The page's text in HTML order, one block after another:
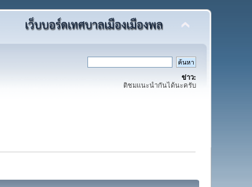
ข่าว:
ติชมแนะนำกันได้นะครับ